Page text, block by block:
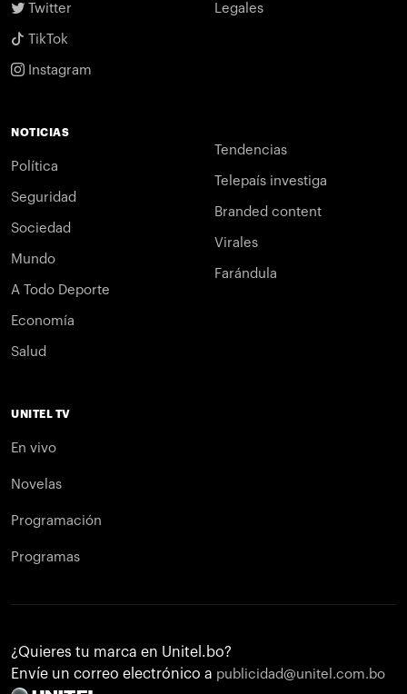
Twitter
TikTok
Instagram
Legales
NOTICIAS
Política
Seguridad
Sociedad
Mundo
A Todo Deporte
Economía
Salud
Tendencias
Telepaís investiga
Branded content
Virales
Farándula
UNITEL TV
En vivo
Novelas
Programación
Programas
¿Quieres tu marca en Unitel.bo?
Envíe un correo electrónico a publicidad@unitel.com.bo